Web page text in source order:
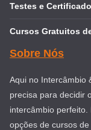
Testes e
Cursos Gratuitos
Sobre Nós
Aqui no Intercâmbio
precisa para decidir
intercâmbio
opções de cursos de